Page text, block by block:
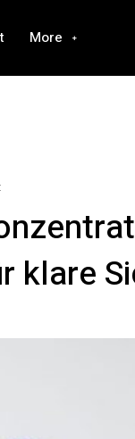
More
klare